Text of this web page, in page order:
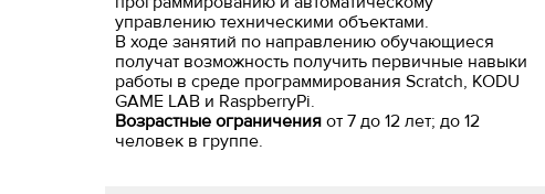
управлению техническими объектами.
В ходе занятий по направлению обучающиеся
получат возможность получить первичные навыки
работы в среде программирования Scratch, KODU
GAME LAB и RaspberryPi.
Возрастные ограниченияот 7 до 12 лет; до 12
человек в группе.